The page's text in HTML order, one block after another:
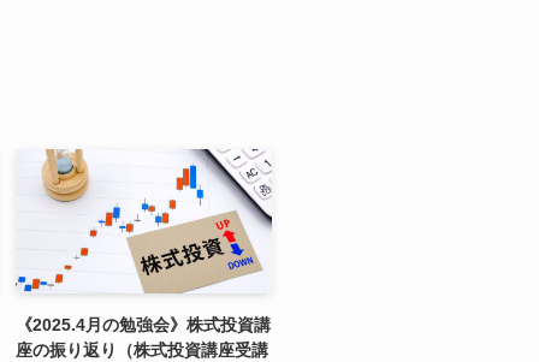
《2025.4月の勉強会》株式投資講
座の振り返り（株式投資講座受講